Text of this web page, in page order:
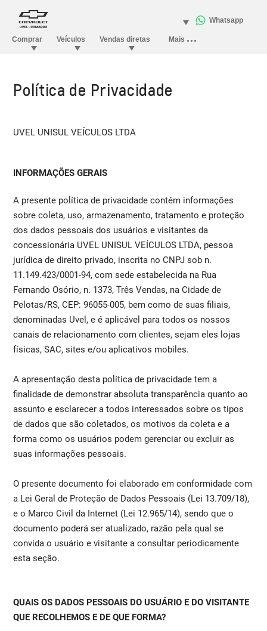
Política de Privacidade
UVEL UNISUL VEÍCULOS LTDA
INFORMAÇÕES GERAIS
A presente política de privacidade contém informações
sobre coleta, uso, armazenamento, tratamento e proteção
dos dados pessoais dos usuários e visitantes da
concessionária UVEL UNISUL VEÍCULOS LTDA, pessoa
jurídica de direito privado, inscrita no CNPJ sob n.
11.149.423/0001-94, com sede estabelecida na Rua
Fernando Osório, n. 1373, Três Vendas, na Cidade de
Pelotas/RS, CEP: 96055-005, bem como de suas filiais,
denominadas Uvel, e é aplicável para todos os nossos
canais de relacionamento com clientes, sejam eles lojas
físicas, SAC, sites e/ou aplicativos mobiles.
A apresentação desta política de privacidade tem a
finalidade de demonstrar absoluta transparência quanto ao
assunto e esclarecer a todos interessados sobre os tipos
de dados que são coletados, os motivos da coleta e a
forma como os usuários podem gerenciar ou excluir as
suas informações pessoais.
O presente documento foi elaborado em conformidade com
a Lei Geral de Proteção de Dados Pessoais (Lei 13.709/18),
e o Marco Civil da Internet (Lei 12.965/14), sendo que o
documento poderá ser atualizado, razão pela qual se
convida o usuário e visitante a consultar periodicamente
esta seção.
QUAIS OS DADOS PESSOAIS DO USUÁRIO E DO VISITANTE
QUE RECOLHEMOS E DE QUE FORMA?